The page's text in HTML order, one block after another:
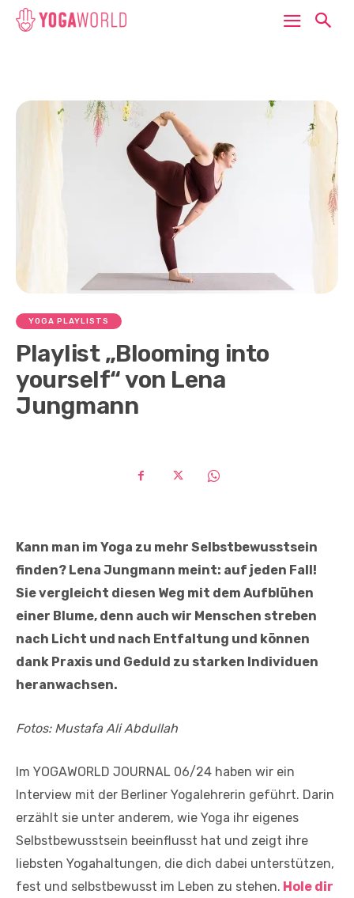
YOGA PLAYLISTS
Playlist „Blooming into
yourself“ von Lena
Jungmann
Kann man im Yoga zu mehr Selbstbewusstsein
finden? Lena Jungmann meint: auf jeden Fall!
Sie vergleicht diesen Weg mit dem Aufblühen
einer Blume, denn auch wir Menschen streben
nach Licht und nach Entfaltung und können
dank Praxis und Geduld zu starken Individuen
heranwachsen.
Fotos: Mustafa Ali Abdullah
Im YOGAWORLD JOURNAL 06/24 haben wir ein
Interview mit der Berliner Yogalehrerin geführt. Darin
erzählt sie unter anderem, wie Yoga ihr eigenes
Selbstbewusstsein beeinflusst hat und zeigt ihre
liebsten Yogahaltungen, die dich dabei unterstützen,
fest und selbstbewusst im Leben zu stehen. Hole dir